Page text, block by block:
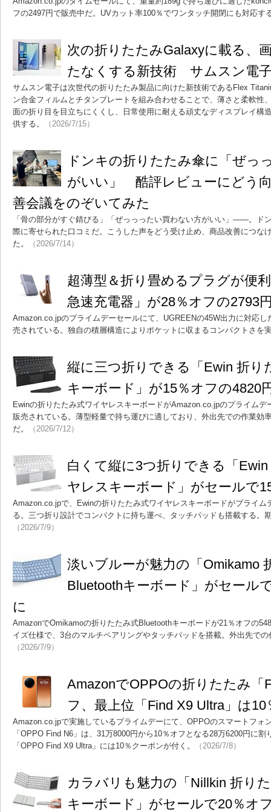
フの2497円で販売中だ。UVカット率100％でワンタッチ開閉にも対応す
次の折りたたみGalaxyに載る、
たなくする新技術 サムスン電
サムスン電子は次世代の折りたたみ製品に向けた新技術であるFlex
ン合金フィルムとチタンプレートを組み合わせることで、薄さと柔軟性
面の折り目を目立ちにくくし、日常使用に耐える頑丈なディスプレイ構
供する。
（2026/7/15）
ドンキの折りたたみ傘に「ぜっ
がいい」 酷評レビューにどう
善会議をのぞいてみた
「骨の部分がすぐ錆びる」「ぜっっったい買わない方がいい」――。ド
際に寄せられた口コミだ。こうした声をどう受け止め、商品改善につな
た。
（2026/7/14）
超薄型＆折り畳めるプラグが便
急速充電器」が28％オフの2793
Amazon.co.jpのプライムデーセールにて、UGREENの45W出力に対応
売されている。独自の積層構造によりポケットに収まるコンパクトさを
縦に三つ折りできる「Ewin 折り
キーボード」が15％オフの4820
Ewinの折りたたみ式ワイヤレスキーボードがAmazon.co.jpのプライムデ
販売されている。薄型軽量で持ち運びに適しており、外出先での作業効
だ。
（2026/7/12）
白くて縦に3つ折りできる「
ヤレスキーボード」がセールで
Amazon.co.jpで、Ewinの折りたたみ式ワイヤレスキーボードがプライム
る。三つ折り設計でコンパクトに持ち運べ、タッチパッドも搭載する。
（2026/7/9）
淡いブルーが魅力の「Omikamo
Bluetoothキーボード」がセール
に
AmazonでOmikamoの折りたたみ式Bluetoothキーボードが21％オフの
イズ仕様で、3台のマルチペアリングやタッチパッドを搭載。外出先で
（2026/7/9）
AmazonでOPPOの折りたたみ「
フ、最上位「Find X9 Ultra」は
Amazon.co.jpで実施しているプライムデーにて、OPPOのスマートフォ
「OPPO Find N6」は、31万8000円から10％オフとなる28万6200円に
「OPPO Find X9 Ultra」には10％クーポンが付く。
（2026/7/8）
カラバリも魅力の「Nillkin 折り
キーボード」がセールで20％オ